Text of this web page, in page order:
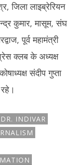
जिला लाइब्रेरियन
कुमार, मासूम, संघ
पूर्व महामंत्री
क्लब के अध्यक्ष
संदीप गुप्ता
DR. INDIVAR